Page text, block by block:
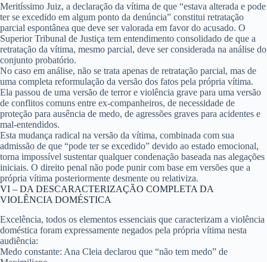
Meritíssimo Juiz, a declaração da vítima de que “estava alterada e pode
ter se excedido em algum ponto da denúncia” constitui retratação
parcial espontânea que deve ser valorada em favor do acusado. O
Superior Tribunal de Justiça tem entendimento consolidado de que a
retratação da vítima, mesmo parcial, deve ser considerada na análise do
conjunto probatório.
No caso em análise, não se trata apenas de retratação parcial, mas de
uma completa reformulação da versão dos fatos pela própria vítima.
Ela passou de uma versão de terror e violência grave para uma versão
de conflitos comuns entre ex-companheiros, de necessidade de
proteção para ausência de medo, de agressões graves para acidentes e
mal-entendidos.
Esta mudança radical na versão da vítima, combinada com sua
admissão de que “pode ter se excedido” devido ao estado emocional,
torna impossível sustentar qualquer condenação baseada nas alegações
iniciais. O direito penal não pode punir com base em versões que a
própria vítima posteriormente desmente ou relativiza.
VI – DA DESCARACTERIZAÇÃO COMPLETA DA
VIOLÊNCIA DOMÉSTICA
Excelência, todos os elementos essenciais que caracterizam a violência
doméstica foram expressamente negados pela própria vítima nesta
audiência:
Medo constante: Ana Cleia declarou que “não tem medo” de